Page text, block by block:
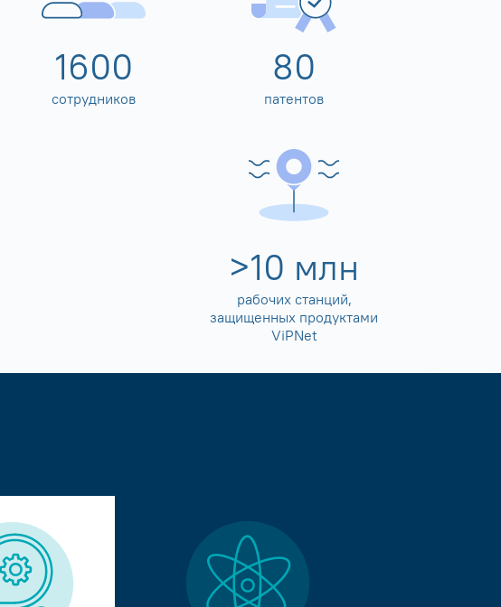
1600
сотрудников
80
патентов
>10 млн
рабочих станций,
защищенных продуктами
ViPNet